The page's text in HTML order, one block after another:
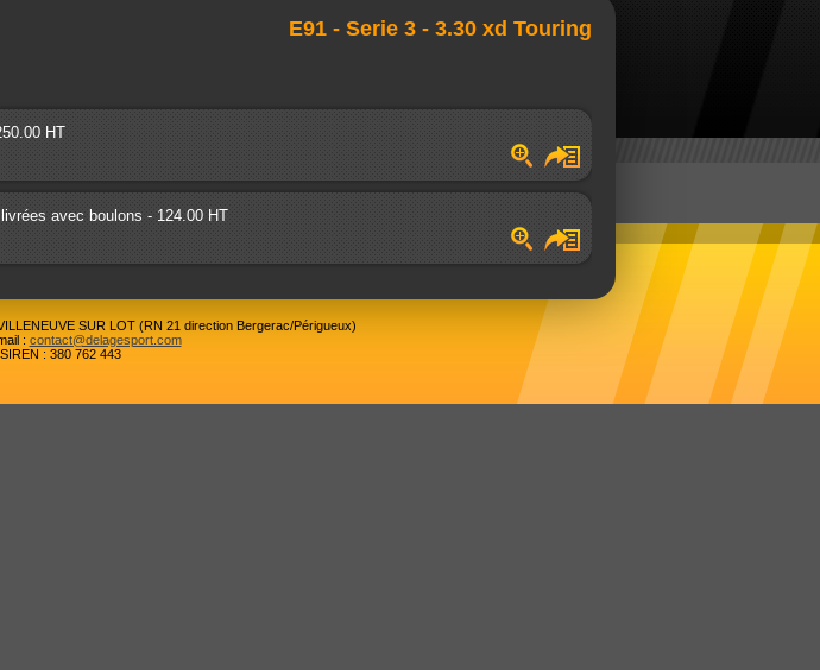
E91 - Serie 3 - 3.30 xd Touring
HT
avec boulons - 124.00 HT
SUR LOT (RN 21 direction Bergerac/Périgueux)
: contact@delagesport.com
: 380 762 443